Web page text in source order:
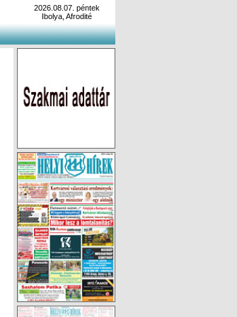
2026.08.07. péntek
Ibolya, Afrodité